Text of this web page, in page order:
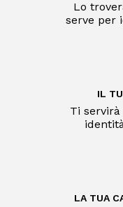
Lo
serve per
IL
Ti
LA TUA